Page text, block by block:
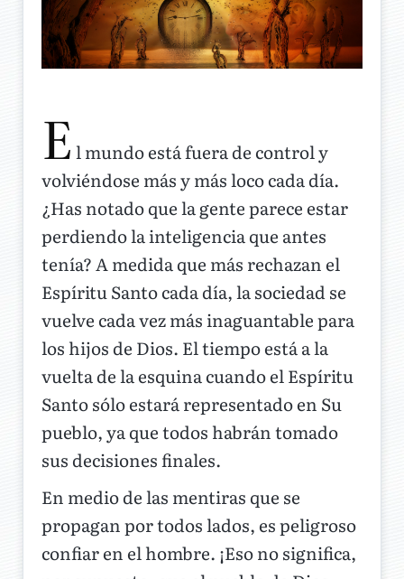
E l mundo está fuera de control y
volviéndose más y más loco cada día.
¿Has notado que la gente parece estar
perdiendo la inteligencia que antes
tenía? A medida que más rechazan el
Espíritu Santo cada día, la sociedad se
vuelve cada vez más inaguantable para
los hijos de Dios. El tiempo está a la
vuelta de la esquina cuando el Espíritu
Santo sólo estará representado en Su
pueblo, ya que todos habrán tomado
sus decisiones finales.
En medio de las mentiras que se
propagan por todos lados, es peligroso
confiar en el hombre. ¡Eso no significa,